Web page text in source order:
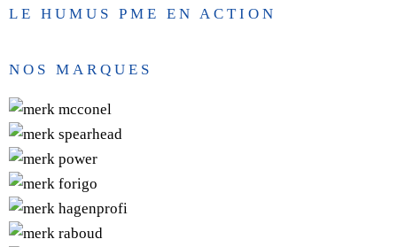
LE HUMUS PME EN ACTION
NOS MARQUES